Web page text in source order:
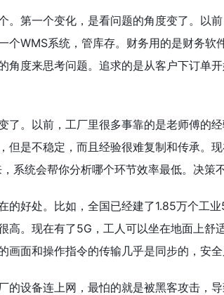
。第一个变化，是看问题的角度变了。以
个WMS系统，管库存。财务用的是财务
角度来思考问题。追求的是从客户下订单
了。以前，工厂里很多事靠的是老师傅的
但是不稳定，而且经验很难复制和传承。
系统会帮你分析哪个环节效率最低。决策
的好处。比如，全国已经建了1.85万个工
高。现在有了5G，工人可以坐在地面上
画面和操作指令的传输几乎是同步的，安全
的设备连上网，最怕的就是被黑客攻击，